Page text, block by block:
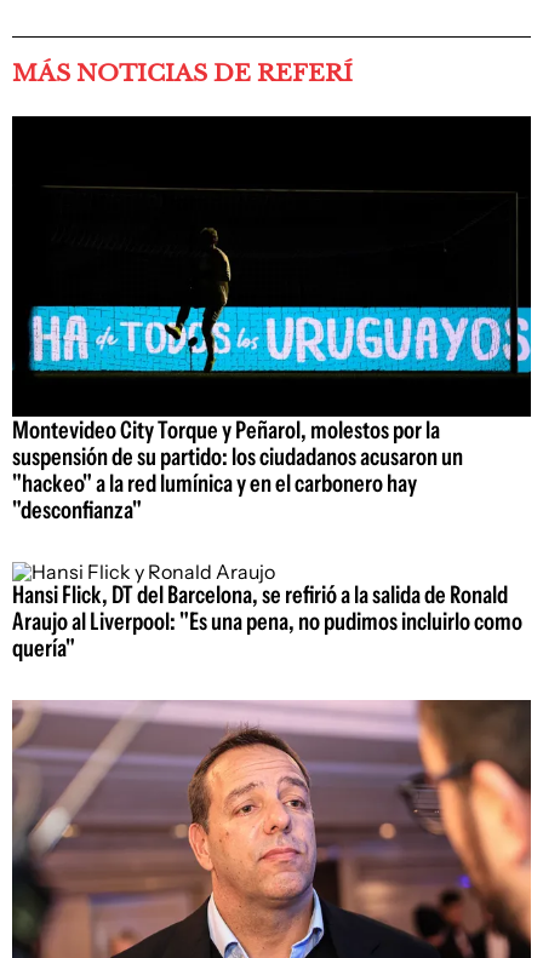
MÁS NOTICIAS DE REFERÍ
Montevideo City Torque y Peñarol, molestos por la
suspensión de su partido: los ciudadanos acusaron un
"hackeo" a la red lumínica y en el carbonero hay
"desconfianza"
Hansi Flick, DT del Barcelona, se refirió a la salida de Ronald
Araujo al Liverpool: "Es una pena, no pudimos incluirlo como
quería"